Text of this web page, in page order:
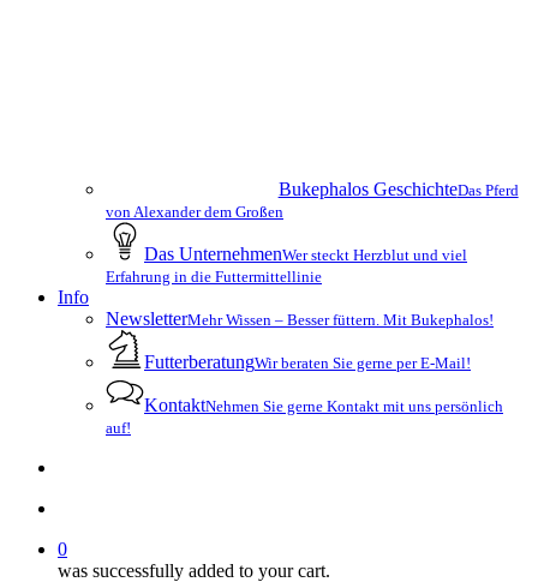
Bukephalos GeschichteDas Pferd
von Alexander dem Großen
Das UnternehmenWer steckt Herzblut und viel
Erfahrung in die Futtermittellinie
Info
NewsletterMehr Wissen – Besser füttern. Mit Bukephalos!
FutterberatungWir beraten Sie gerne per E-Mail!
KontaktNehmen Sie gerne Kontakt mit uns persönlich
auf!
0
was successfully added to your cart.